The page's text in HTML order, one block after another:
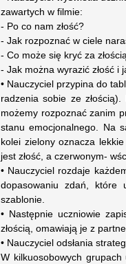
zawartych w filmie:
- Po co nam złość?
- Jak rozpoznać w ciele
- Co może się kryć za
- Jak można wyrazić złość i
• Nauczyciel przypina do
radzenia sobie ze
możemy rozpoznać zanim
stanu emocjonalnego. Na
kolei zielony oznacza
jest złość, a czerwonym-
• Nauczyciel rozdaje
dopasowaniu zdań, które
szablonie.
• Następnie uczniowie
złością, omawiają je z
• Nauczyciel odsłania
W kilkuosobowych